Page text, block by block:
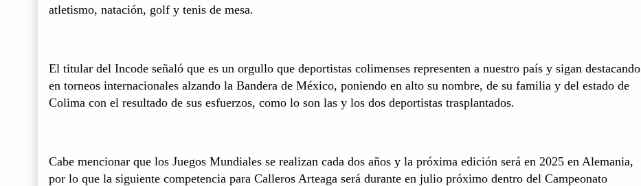
atletismo, natación, golf y tenis de mesa.
El titular del Incode señaló que es un orgullo que deportistas colimenses representen a nuestro país y sigan destacando
en torneos internacionales alzando la Bandera de México, poniendo en alto su nombre, de su familia y del estado de
Colima con el resultado de sus esfuerzos, como lo son las y los dos deportistas trasplantados.
Cabe mencionar que los Juegos Mundiales se realizan cada dos años y la próxima edición será en 2025 en Alemania,
por lo que la siguiente competencia para Calleros Arteaga será durante en julio próximo dentro del Campeonato